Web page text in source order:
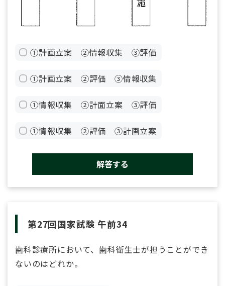
①計画立案 ②情報収集 ③評価
①計画立案 ②評価 ③情報収集
①情報収集 ②計面立案 ③評価
①情報収集 ②評価 ③計画立案
解答する
第27回国家試験 午前34
歯科診療所において、歯科衛生士が担うことができ
ないのはどれか。